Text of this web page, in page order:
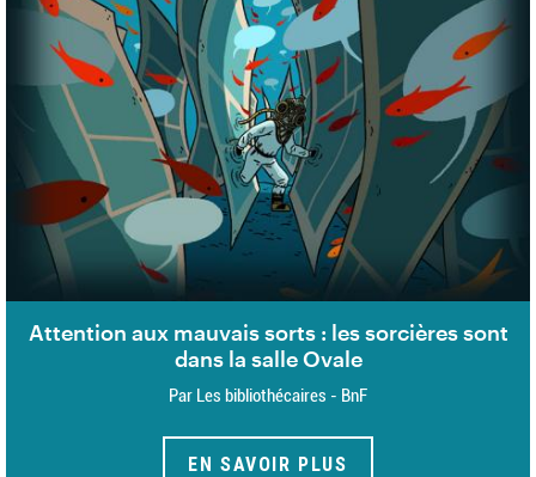
Attention aux mauvais sorts : les sorcières sont
dans la salle Ovale
Par Les bibliothécaires - BnF
EN SAVOIR PLUS